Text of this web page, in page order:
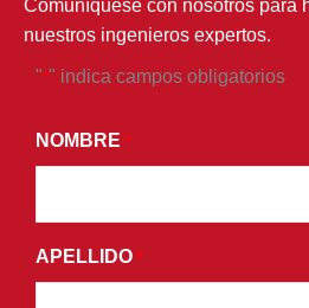
Comuníquese con nosotros para
nuestros ingenieros expertos.
"*" indica campos obligatorios
NOMBRE *
APELLIDO *
AL
ENVIAR
FORMULARIO,
ACEPTA
RECIBIR
*